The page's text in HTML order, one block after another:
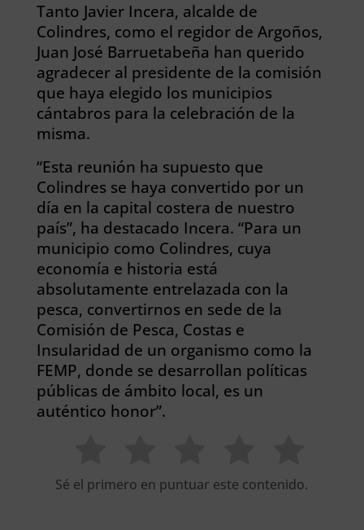
Tanto Javier Incera, alcalde de
Colindres, como el regidor de Argoños,
Juan José Barruetabeña han querido
agradecer al presidente de la comisión
que haya elegido los municipios
cántabros para la celebración de la
misma.
“Esta reunión ha supuesto que
Colindres se haya convertido por un
día en la capital costera de nuestro
país”, ha destacado Incera. “Para un
municipio como Colindres, cuya
economía e historia está
absolutamente entrelazada con la
pesca, convertirnos en sede de la
Comisión de Pesca, Costas e
Insularidad de un organismo como la
FEMP, donde se desarrollan políticas
públicas de ámbito local, es un
auténtico honor”.
Sé el primero en puntuar este contenido.